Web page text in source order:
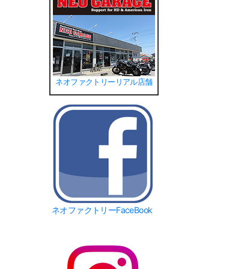
ネオファクトリーリアル店舗
ネオファクトリーFaceBook